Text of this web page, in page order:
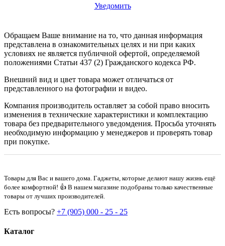
Уведомить
Обращаем Ваше внимание на то, что данная информация
представлена в ознакомительных целях и ни при каких
условиях не является публичной офертой, определяемой
положениями Статьи 437 (2) Гражданского кодекса РФ.
Внешний вид и цвет товара может отличаться от
представленного на фотографии и видео.
Компания производитель оставляет за собой право вносить
изменения в технические характеристики и комплектацию
товара без предварительного уведомдения. Просьба уточнять
необходимую информацию у менеджеров и проверять товар
при покупке.
Товары для Вас и вашего дома. Гаджеты, которые делают нашу жизнь ещё
более комфортной! 👍 В нашем магазине подобраны только качественные
товары от лучших производителей.
Есть вопросы? +7 (905) 000 - 25 - 25
Каталог